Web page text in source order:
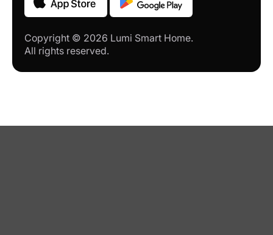
Copyright © 2026 Lumi Smart Home.
All rights reserved.